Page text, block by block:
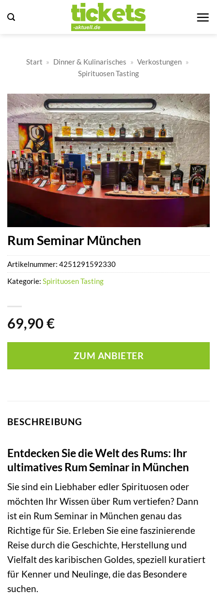
Inhalt
Start » Dinner & Kulinarisches » Verkostungen »
Spirituosen Tasting
Rum Seminar München
69,90 €
ZUM ANBIETER
Artikelnummer: 4251291592330
Kategorie: Spirituosen Tasting
BESCHREIBUNG
Entdecken Sie die Welt des Rums: Ihr
ultimatives Rum Seminar in München
Sie sind ein Liebhaber edler Spirituosen oder
möchten Ihr Wissen über Rum vertiefen? Dann
ist ein Rum Seminar in München genau das
Richtige für Sie. Erleben Sie eine faszinierende
Reise durch die Geschichte, Herstellung und
Vielfalt des karibischen Goldes, speziell kuratiert
für Kenner und Neulinge, die das Besondere
suchen.